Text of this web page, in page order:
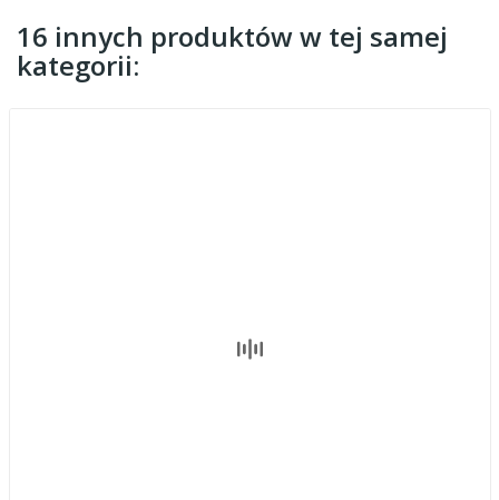
16 innych produktów w tej samej
kategorii: